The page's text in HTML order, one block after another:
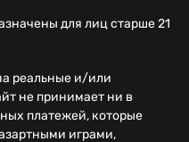
для лиц старше 21
реальные и/или
не принимает ни в
платежей, которые
играми,